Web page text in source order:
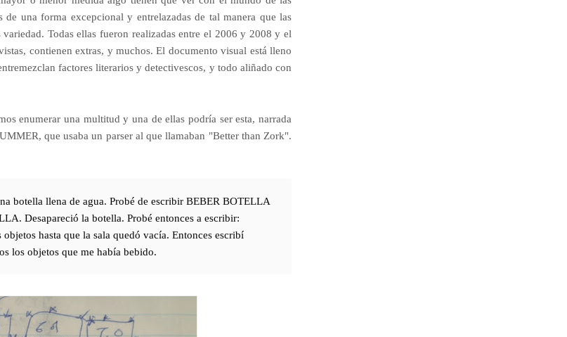
una forma excepcional y entrelazadas de tal manera que las
Todas ellas fueron realizadas entre el 2006 y 2008 y el
contienen extras, y muchos. El documento visual está lleno
factores literarios y detectivescos, y todo aliñado con
enumerar una multitud y una de ellas podría ser esta, narrada
que usaba un parser al que llamaban "Better than Zork".
botella llena de agua. Probé de escribir BEBER BOTELLA
Desapareció la botella. Probé entonces a escribir:
hasta que la sala quedó vacía. Entonces escribí
los objetos que me había bebido.